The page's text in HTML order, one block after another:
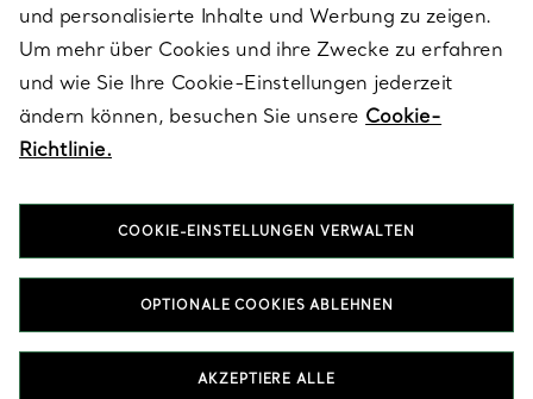
RECHTLICHE HINWEISE
FOLGEN SIE UNS
T&Co. 2026
und personalisierte Inhalte und Werbung zu zeigen.
Um mehr über Cookies und ihre Zwecke zu erfahren
und wie Sie Ihre Cookie-Einstellungen jederzeit
ändern können, besuchen Sie unsere Cookie-
Richtlinie.
COOKIE-EINSTELLUNGEN VERWALTEN
OPTIONALE COOKIES ABLEHNEN
AKZEPTIERE ALLE